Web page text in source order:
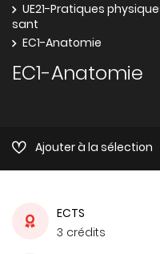
UE21-Pratiques
sant
EC1-Anatomie
EC1-Anatomie
Ajouter à la sélection
ECTS
3 crédits